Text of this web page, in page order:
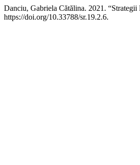
Danciu, Gabriela Cătălina. 2021.
https://doi.org/10.33788/sr.19.2.6.